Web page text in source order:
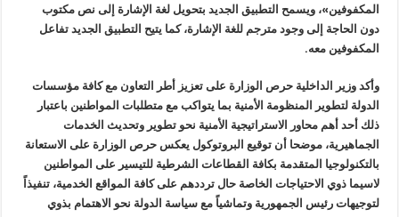
المكفوفين»، ويسمح التطبيق الجديد بتحويل لغة الإشارة إلى نص مكتوب
دون الحاجة إلى وجود مترجم للغة الإشارة، كما يتيح التطبيق الجديد تفاعل
المكفوفين معه.
وأكد وزير الداخلية حرص الوزارة على تعزيز أطر التعاون مع كافة مؤسسات
الدولة لتطوير المنظومة الأمنية بما يتواكب مع متطلبات المواطنين باعتبار
ذلك أحد أهم محاور الاستراتيجية الأمنية نحو تطوير وتحديث الخدمات
الجماهيرية، موضحا أن توقيع البروتوكول يعكس حرص الوزارة على الاستعانة
بالتكنولوجيا المتقدمة بكافة القطاعات الشرطية للتيسير على المواطنين
لاسيما ذوي الاحتياجات الخاصة حال ترددهم على كافة المواقع الخدمية، تنفيذاً
لتوجيهات رئيس الجمهورية وتماشياً مع سياسة الدولة نحو الاهتمام بذوي